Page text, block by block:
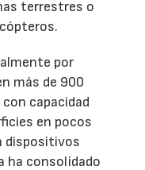
terrestres o
por
más de 900
capacidad
en pocos
dispositivos
ha consolidado